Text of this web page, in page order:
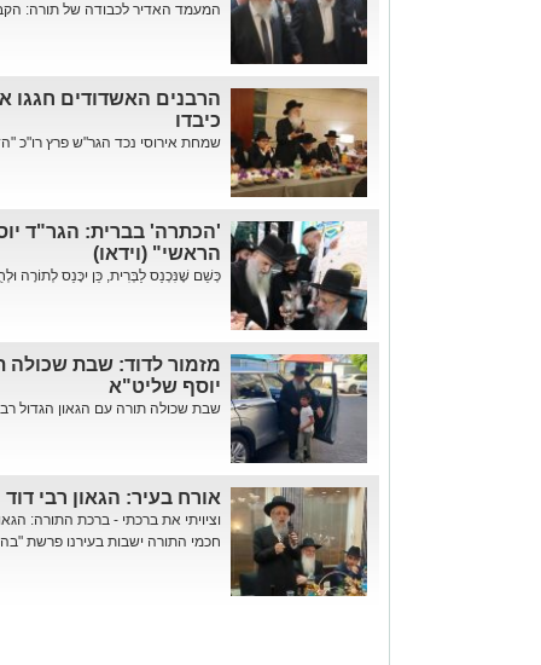
המעמד האדיר לכבודה של תורה:
הרבנים האשדודים חגגו
כיבדו
שמחת אירוסי נכד הגר"ש פרץ רו"כ
'הכתרה' בברית: הגר"ד
הראשי" (וידאו)
כְּשֵׁם שֶׁנִּכְנַס לַבְּרִית, כֵּן יִכָּנֵס לְתוֹרָה
מזמור לדוד: שבת שכולה
יוסף שליט"א
שבת שכולה תורה עם הגאון הגדול
אורח בעיר: הגאון רבי
וציויתי את ברכתי - ברכת התורה:
חכמי התורה ישבות בעירנו פרשת